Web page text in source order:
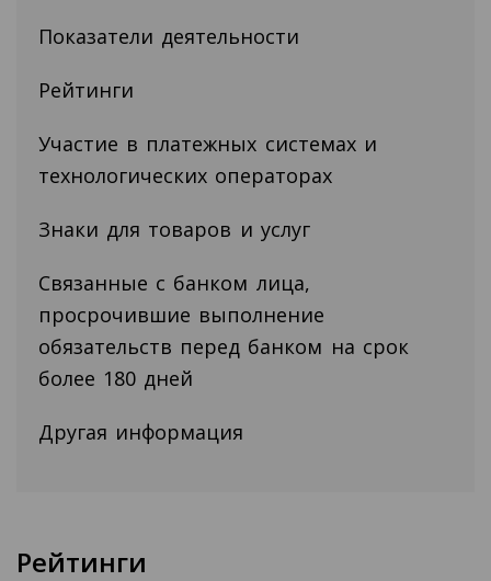
Показатели деятельности
Рейтинги
Участие в платежных системах и
технологических операторах
Знаки для товаров и услуг
Связанные с банком лица,
просрочившие выполнение
обязательств перед банком на срок
более 180 дней
Другая информация
Рейтинги